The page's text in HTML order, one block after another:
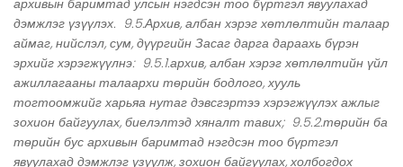
дэмжлэг үзүүлэх. 9.5.Архив, албан хэрэг хөтлөлтийн талаар
аймаг, нийслэл, сум, дүүргийн Засаг дарга дараахь бүрэн
эрхийг хэрэгжүүлнэ: 9.5.1.архив, албан хэрэг хөтлөлтийн үйл
ажиллагааны талаархи төрийн бодлого, хууль
тогтоомжийг харьяа нутаг дэвсгэртээ хэрэгжүүлэх ажлыг
зохион байгуулах, биелэлтэд хяналт тавих; 9.5.2.төрийн ба
төрийн бус архивын баримтад нэгдсэн тоо бүртгэл
явуулахад дэмжлэг үзүүлж, зохион байгуулах, холбогдох